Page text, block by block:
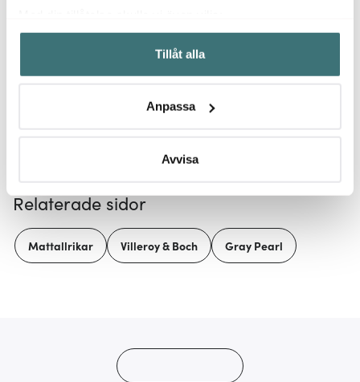
Samla in information om din geografiska plats som
kan ha en noggrannhet på upp till flera meter
Identifiera din enhet genom att aktivt skanna den för
Ta reda på mer om hur dina personliga uppgifter
Du kan ändra eller dra tillbaka ditt samtycke när som
Vi använder cookies för att innehållet och annonserna
ska anpassas efter det som vi tror att du tycker om. Det
gör också att vi kan analysera vår trafik och göra
Tillåt alla
Anpassa
Avvisa
Låt dig inspireras av våra kunder
Relaterade sidor
Mattallrikar Villeroy & Boch Gray Pearl